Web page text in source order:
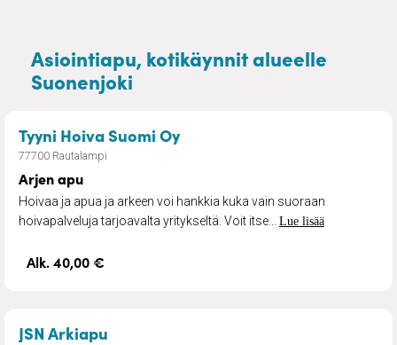
Asiointiapu, kotikäynnit alueelle
Suonenjoki
Tyyni Hoiva Suomi Oy– Arjen apu
77700 Rautalampi
Arjen apu
Hoivaa ja apua ja arkeen voi hankkia kuka vain suoraan
hoivapalveluja tarjoavalta yritykseltä. Voit itse... Lue lisää
Alk. 40,00 €
JSN Arkiapu